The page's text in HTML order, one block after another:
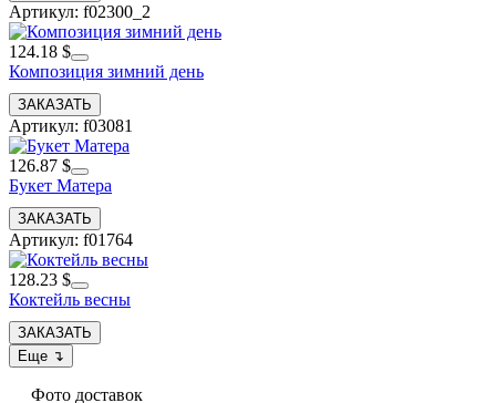
Артикул: f02300_2
124.18 $
Композиция зимний день
Артикул: f03081
126.87 $
Букет Матера
Артикул: f01764
128.23 $
Коктейль весны
Фото доставок